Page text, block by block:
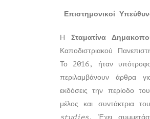
Επιστημονικοί
Η Σταματίνα
Καποδιστριακού
Το 2016, ήταν
περιλαμβάνουν άρθρα
εκδόσεις την περίοδο
μέλος και συντάκτρια
studies. Έχει